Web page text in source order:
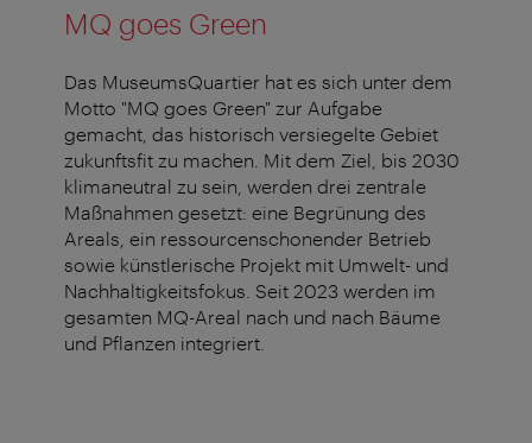
MQ goes Green
Das MuseumsQuartier hat es sich unter dem
Motto "MQ goes Green" zur Aufgabe
gemacht, das historisch versiegelte Gebiet
zukunftsfit zu machen. Mit dem Ziel, bis 2030
klimaneutral zu sein, werden drei zentrale
Maßnahmen gesetzt: eine Begrünung des
Areals, ein ressourcenschonender Betrieb
sowie künstlerische Projekt mit Umwelt- und
Nachhaltigkeitsfokus. Seit 2023 werden im
gesamten MQ-Areal nach und nach Bäume
und Pflanzen integriert.